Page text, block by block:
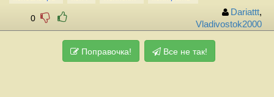
0
Dariattt,
Vladivostok2000
Поправочка! Все не так!